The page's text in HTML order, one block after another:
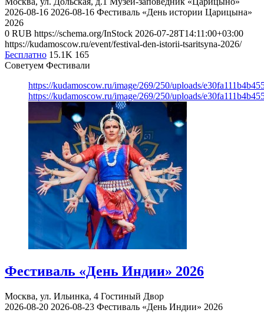
2026-08-16 2026-08-16 Фестиваль «День истории Царицына»
2026
0 RUB https://schema.org/InStock 2026-07-28T14:11:00+03:00
https://kudamoscow.ru/event/festival-den-istorii-tsaritsyna-2026/
Бесплатно 15.1K 165
Советуем Фестивали
https://kudamoscow.ru/image/269/250/uploads/
https://kudamoscow.ru/image/269/250/uploads/
Фестиваль «День Индии» 2026
Москва, ул. Ильинка, 4 Гостиный Двор
2026-08-20 2026-08-23 Фестиваль «День Индии» 2026